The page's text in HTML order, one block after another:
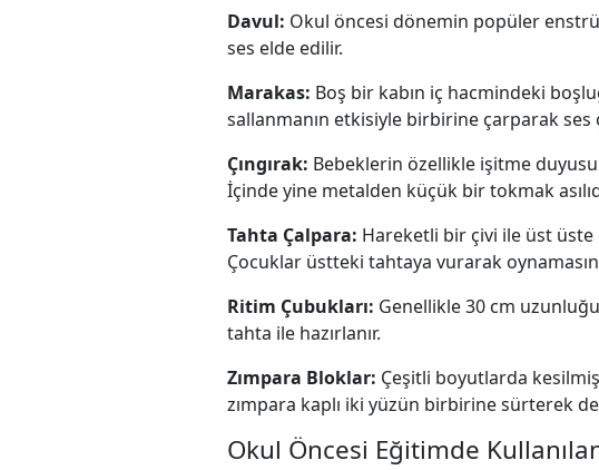
Davul: Okul öncesi dönemin popüler
ses elde edilir.
Marakas: Boş bir kabın iç hacmindeki
sallanmanın etkisiyle birbirine çarparak ses
Çıngırak: Bebeklerin özellikle işitme
İçinde yine metalden küçük bir tokmak
Tahta Çalpara: Hareketli bir çivi ile üst
Çocuklar üstteki tahtaya vurarak
Ritim Çubukları: Genellikle 30 cm
tahta ile hazırlanır.
Zımpara Bloklar: Çeşitli boyutlarda kesilmiş
zımpara kaplı iki yüzün birbirine sürterek
Okul Öncesi Eğitimde